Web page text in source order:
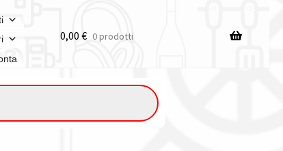
0,00 € 0 prodotti